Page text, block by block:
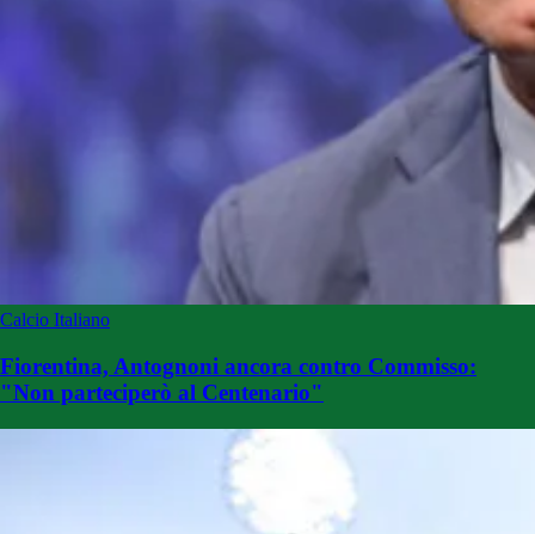
Calcio Italiano
Fiorentina, Antognoni ancora contro Commisso:
"Non parteciperò al Centenario"